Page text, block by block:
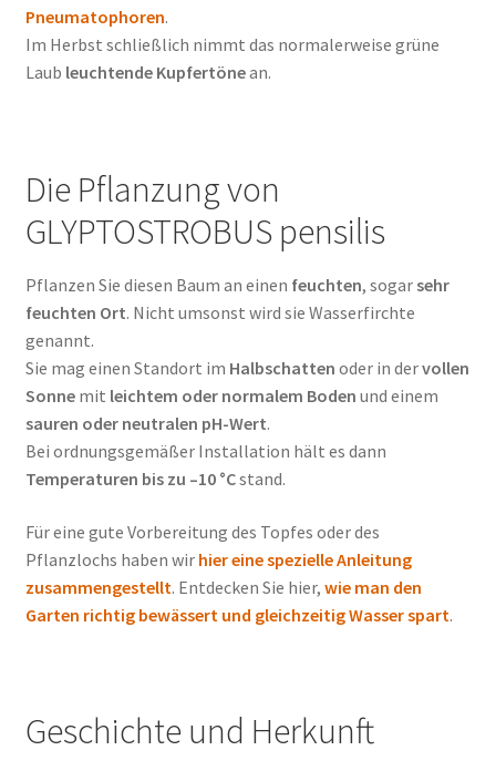
Pneumatophoren.
Im Herbst schließlich nimmt das normalerweise grüne
Laub leuchtende Kupfertönean.
Die Pflanzung von
GLYPTOSTROBUS pensilis
Pflanzen Sie diesen Baum an einen feuchten, sogarsehr
feuchten Ort. Nicht umsonst wird sie Wasserfirchte
genannt.
Sie mag einen Standort im Halbschatten oder in dervollen
Sonnemit leichtem oder normalem Boden und einem
sauren oder neutralen pH-Wert.
Bei ordnungsgemäßer Installation hält es dann
Temperaturen bis zu –10 °Cstand.
Für eine gute Vorbereitung des Topfes oder des
Pflanzlochs haben wir hier eine spezielle Anleitung
zusammengestellt. Entdecken Sie hier, wie man den
Garten richtig bewässert und gleichzeitig Wasser spart.
Geschichte und Herkunft